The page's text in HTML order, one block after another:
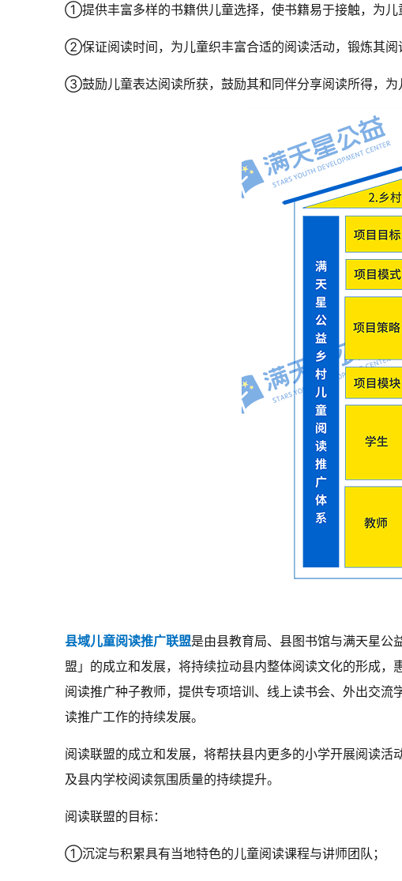
①提供丰富多样的书籍供儿童选择，使书籍易于接触，为儿
②保证阅读时间，为儿童织丰富合适的阅读活动，锻炼其阅
③鼓励儿童表达阅读所获，鼓励其和同伴分享阅读所得，为
县域儿童阅读推广联盟是由县教育局、县图书馆与满天星公
盟」的成立和发展，将持续拉动县内整体阅读文化的形成
阅读推广种子教师，提供专项培训、线上读书会、外出交
读推广工作的持续发展。
阅读联盟的成立和发展，将帮扶县内更多的小学开展阅读
及县内学校阅读氛围质量的持续提升。
阅读联盟的目标：
①沉淀与积累具有当地特色的儿童阅读课程与讲师团队；